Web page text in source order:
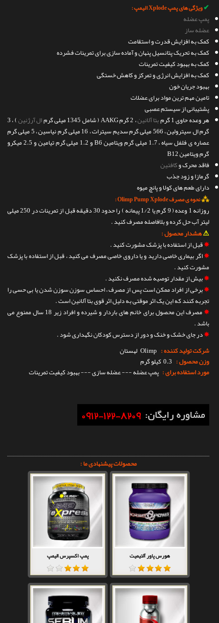
✔ویژگی های پمپ Xplode الیمپ :
پمپ عضله
عضله ساز
کمک به افزایش قدرت و استقامت
کمک به تحریک پتانسیل پنهان و آماده سازی برای تمرینات فشرده
کمک به بهبود کیفیت تمرینات
کمک به افزایش انرژی و تمرکز و کاهش خستگی
بهبود جریان خون
تامین مهم ترین مواد برای عضلات
پشتیبانی از سیستم عصبی
هر وعده حاوی 1 گرم
بتا آلانین، 2 گرم AAKG ( شامل 1345 میلی گرم ال آرژنین
) ، 3
گرم ال سیترولین ، 566 میلی گرم سدیم سیترات ، 16 میلی گرم نیاسین ، 5 میلی گرم
عصاره ی فلفل سیاه ، 1.7 میلی گرم ویتامین B6 و 1.2 میلی گرم تیامین و 2.5 میکرو
گرم ویتامین B12
فاقد محرک وکافئین
گرمازا و زود جذب
دارای طعم های کولا و پانچ میوه
⁂نحوه ی مصرف Olimp Pump Xplode :
روزانه 1 وعده ( 9 گرم یا 1/2 پیمانه ) را حدود 30 دقیقه قبل از تمرینات در 250 میلی
لیتر آب حل کرده و بلافاصله مصرف کنید .
⚠هشدار محصول :
✵قبل از استفاده با پزشک مشورت کنید .
✵اگر بیماری خاصی دارید و یا داروی خاصی مصرف می کنید ، قبل از استفاده با پزشک
مشورت کنید .
✵بیش از مقدار توصیه شده مصرف نکنید .
✵برخی از افراد ممکن است پس از مصرف ، احساس سوزن سوزن شدن یا بی حسی را
تجربه کنند که این یک اثر موقتی به دلیل اثر قوی بتا آلانین است .
✵
مصرف این محصول برای خانم های باردار و شیرده و افراد زیر 18 سال ممنوع می
باشد .
✵در جای خشک و خنک و دور از دسترس کودکان نگهداری شود .
شرکت تولید کننده : Olimp لهستان
وزن محصول : 0.3 کیلو گرم
مورد استفاده برای : پمپ عضله --- عضله سازی --- بهبود کیفیت تمرینات
محصولات پیشنهادی ما :
هورس پاور آلتیمیت پمپ اکسپرس الیمپ